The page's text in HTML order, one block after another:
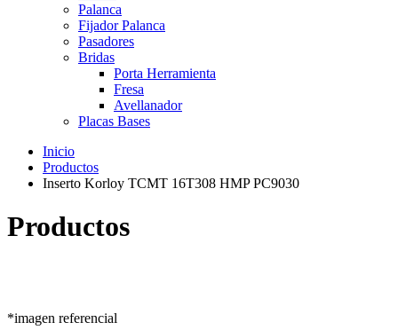
Palanca
Fijador Palanca
Pasadores
Bridas
Porta Herramienta
Fresa
Avellanador
Placas Bases
Inicio
Productos
Inserto Korloy TCMT 16T308 HMP PC9030
Productos
*imagen referencial